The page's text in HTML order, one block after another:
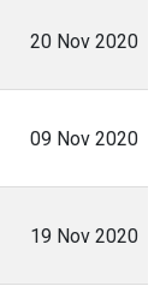
20 Nov 2020
09 Nov 2020
19 Nov 2020